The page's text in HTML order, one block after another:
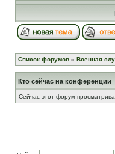
Список форумов » Военная
Кто сейчас на конференции
Сейчас этот форум